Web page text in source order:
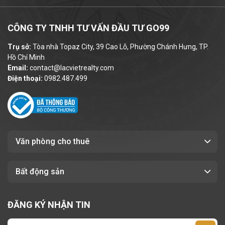
và cạnh tranh.
5. Ưu điểm khi chọn văn phòng
17-19 Trường Sơn làm trụ sở
doanh nghiệp
Nhờ những ưu thế đó, tòa nhà
Trường Sơn
HCM
mà vẫn tối ưu chi phí vận hành.
Vị trí mặt tiền đường lớn
– giao thông
hiệu.
Không gian làm việcyên tĩnh, chuyên
CÔNG TY TNHH TƯ VẤN ĐẦU TƯ GO99
Trụ sở: Tòa nhà Topaz City, 39 Cao Lỗ, Phường Chánh Hưng, TP.
Hồ Chí Minh
Email: contact@lacvietrealty.com
Điện thoại: 0982.487.499
Văn phòng cho thuê
Bất động sản
ĐĂNG KÝ NHẬN TIN